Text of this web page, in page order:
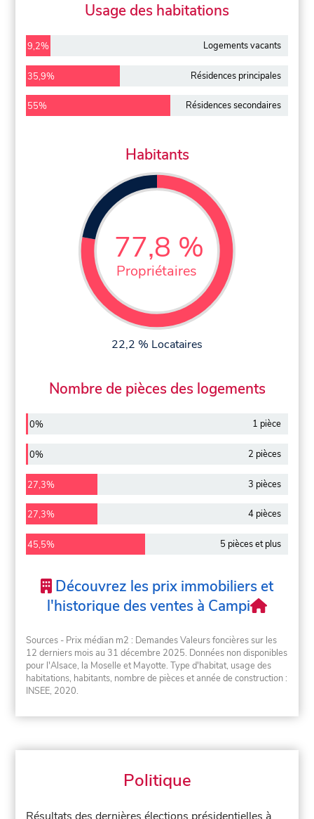
Usage des habitations
9,2% Logements vacants
35,9% Résidences principales
55% Résidences secondaires
Habitants
77,8 %
Propriétaires
22,2 % Locataires
Nombre de pièces des logements
0% 1 pièce
0% 2 pièces
27,3% 3 pièces
27,3% 4 pièces
45,5% 5 pièces et plus
Découvrez les prix immobiliers et
l'historique des ventes à Campi
Sources - Prix médian m2 : Demandes Valeurs foncières sur les
12 derniers mois au 31 décembre 2025. Données non disponibles
pour l'Alsace, la Moselle et Mayotte. Type d'habitat, usage des
habitations, habitants, nombre de pièces et année de construction :
INSEE, 2020.
Politique